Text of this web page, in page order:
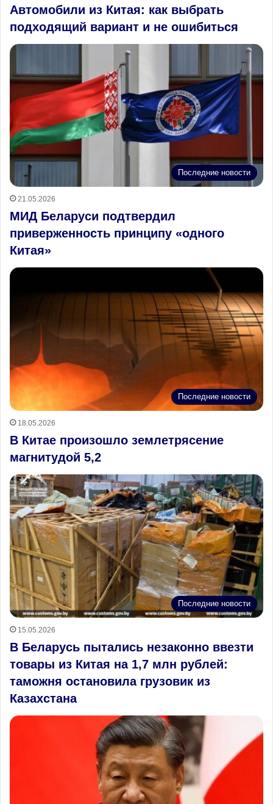
Автомобили из Китая: как выбрать
подходящий вариант и не ошибиться
Последние новости
21.05.2026
МИД Беларуси подтвердил
приверженность принципу «одного
Китая»
Последние новости
18.05.2026
В Китае произошло землетрясение
магнитудой 5,2
Последние новости
15.05.2026
В Беларусь пытались незаконно ввезти
товары из Китая на 1,7 млн рублей:
таможня остановила грузовик из
Казахстана